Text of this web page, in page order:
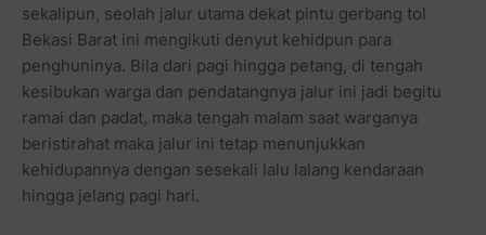
sekalipun, seolah jalur utama dekat pintu gerbang tol
Bekasi Barat ini mengikuti denyut kehidpun para
penghuninya. Bila dari pagi hingga petang, di tengah
kesibukan warga dan pendatangnya jalur ini jadi begitu
ramai dan padat, maka tengah malam saat warganya
beristirahat maka jalur ini tetap menunjukkan
kehidupannya dengan sesekali lalu lalang kendaraan
hingga jelang pagi hari.